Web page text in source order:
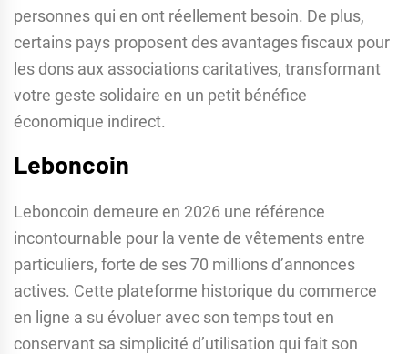
personnes qui en ont réellement besoin. De plus,
certains pays proposent des avantages fiscaux pour
les dons aux associations caritatives, transformant
votre geste solidaire en un petit bénéfice
économique indirect.
Leboncoin
Leboncoin demeure en 2026 une référence
incontournable pour la vente de vêtements entre
particuliers, forte de ses 70 millions d’annonces
actives. Cette plateforme historique du commerce
en ligne a su évoluer avec son temps tout en
conservant sa simplicité d’utilisation qui fait son